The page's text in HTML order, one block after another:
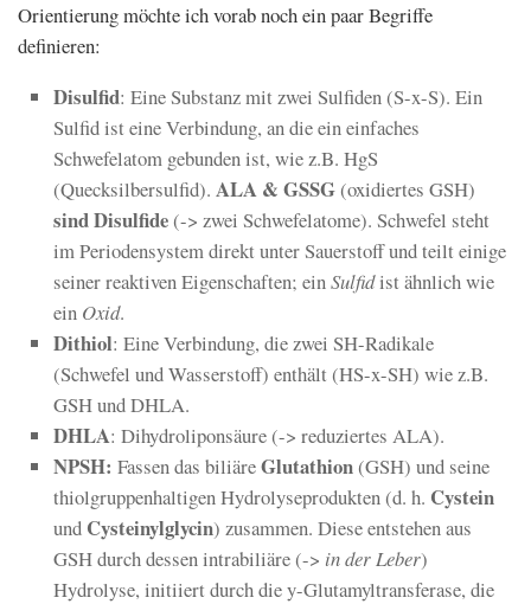
Orientierung möchte ich vorab noch ein paar Begriffe
definieren:
Disulfid: Eine Substanz mit zwei Sulfiden (S-x-S). Ein
Sulfid ist eine Verbindung, an die ein einfaches
Schwefelatom gebunden ist, wie z.B. HgS
(Quecksilbersulfid). ALA & GSSG(oxidiertes GSH)
sind Disulfide(-> zwei Schwefelatome). Schwefel steht
im Periodensystem direkt unter Sauerstoff und teilt einige
seiner reaktiven Eigenschaften; einSulfidist ähnlich wie
ein Oxid.
Dithiol: Eine Verbindung, die zwei SH-Radikale
(Schwefel und Wasserstoff) enthält (HS-x-SH) wie z.B.
GSH und DHLA.
DHLA: Dihydroliponsäure (-> reduziertes ALA).
NPSH: Fassen das biliäreGlutathion(GSH) und seine
thiolgruppenhaltigen Hydrolyseprodukten (d. h. Cystein
und Cysteinylglycin) zusammen. Diese entstehen aus
GSH durch dessen intrabiliäre (-> in der Leber)
Hydrolyse, initiiert durch die y-Glutamyltransferase, die